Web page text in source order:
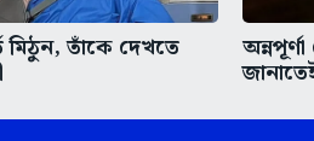
মিঠুন, তাঁকে দেখতে